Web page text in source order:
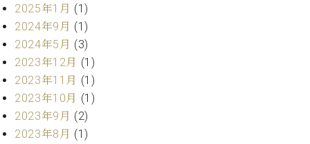
C.BECHSTEIN
Digital(ベ
ヒ
シ
タ
イ
ン
ーロ
ピア
ノ特
選中
古】
イ
ベ
ン
ト
2025年1月 (1)
2024年9月 (1)
2024年5月 (3)
2023年12月 (1)
2023年11月 (1)
2023年10月 (1)
2023年9月 (2)
2023年8月 (1)